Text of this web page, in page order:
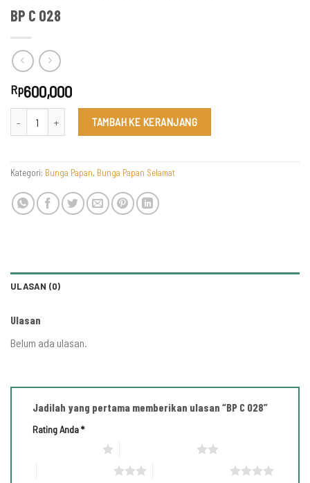
BP C 028
Rp600,000
TAMBAH KE KERANJANG
Kategori: Bunga Papan, Bunga Papan Selamat
ULASAN (0)
Ulasan
Belum ada ulasan.
Jadilah yang pertama memberikan ulasan “BP C 028”
Rating Anda*